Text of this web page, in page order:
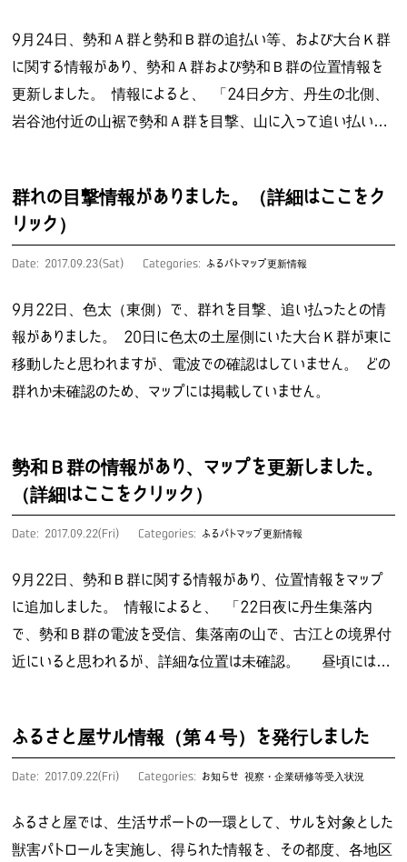
9月24日、勢和Ａ群と勢和Ｂ群の追払い等、および大台Ｋ群
に関する情報があり、勢和Ａ群および勢和Ｂ群の位置情報を
更新しました。 情報によると、 「24日夕方、丹生の北側、
岩谷池付近の山裾で勢和Ａ群を目撃、山に入って追い払い…
群れの目撃情報がありました。（詳細はここをク
リック）
Date: 2017.09.23(Sat) Categories:ふるパトマップ更新情報
9月22日、色太（東側）で、群れを目撃、追い払ったとの情
報がありました。 20日に色太の土屋側にいた大台Ｋ群が東に
移動したと思われますが、電波での確認はしていません。 どの
群れか未確認のため、マップには掲載していません。
勢和Ｂ群の情報があり、マップを更新しました。
（詳細はここをクリック）
Date: 2017.09.22(Fri) Categories:ふるパトマップ更新情報
9月22日、勢和Ｂ群に関する情報があり、位置情報をマップ
に追加しました。 情報によると、 「22日夜に丹生集落内
で、勢和Ｂ群の電波を受信、集落南の山で、古江との境界付
近にいると思われるが、詳細な位置は未確認。 昼頃には…
ふるさと屋サル情報（第４号）を発行しました
Date: 2017.09.22(Fri) Categories: お知らせ 視察・企業研修等受入状況
ふるさと屋では、生活サポートの一環として、サルを対象とした
獣害パトロールを実施し、得られた情報を、その都度、各地区